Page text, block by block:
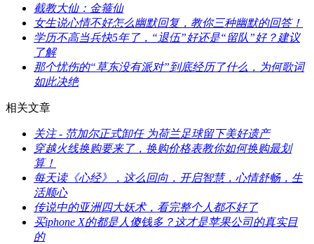
​截教大仙：金箍仙
​女生说心情不好怎么幽默回复，教你三种幽默的回答！
​学历不高当兵快5年了，“退伍”好还是“留队”好？建议
了解
​那个忧伤的“草东没有派对”到底经历了什么，为何歌词
如此决绝
相关文章
​关注 - 范加尔正式卸任 为荷兰足球留下美好遗产
​穿越火线换购要来了，换购价格表教你如何换购最划
算！
​每天读《心经》，这么回向，开启智慧，心情舒畅，生
活顺心
​传说中的亚洲四大妖术，看完整个人都不好了
​买iphone X的都是人傻钱多？这才是苹果公司的真实目
的